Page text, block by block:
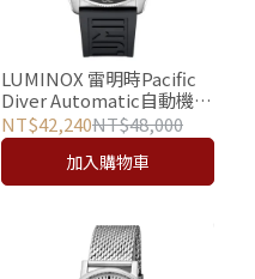
LUMINOX 雷明時Pacific
Diver Automatic自動機械
錶 – Midnight Mariner /
3101H
NT$42,240NT$48,000
加入購物車